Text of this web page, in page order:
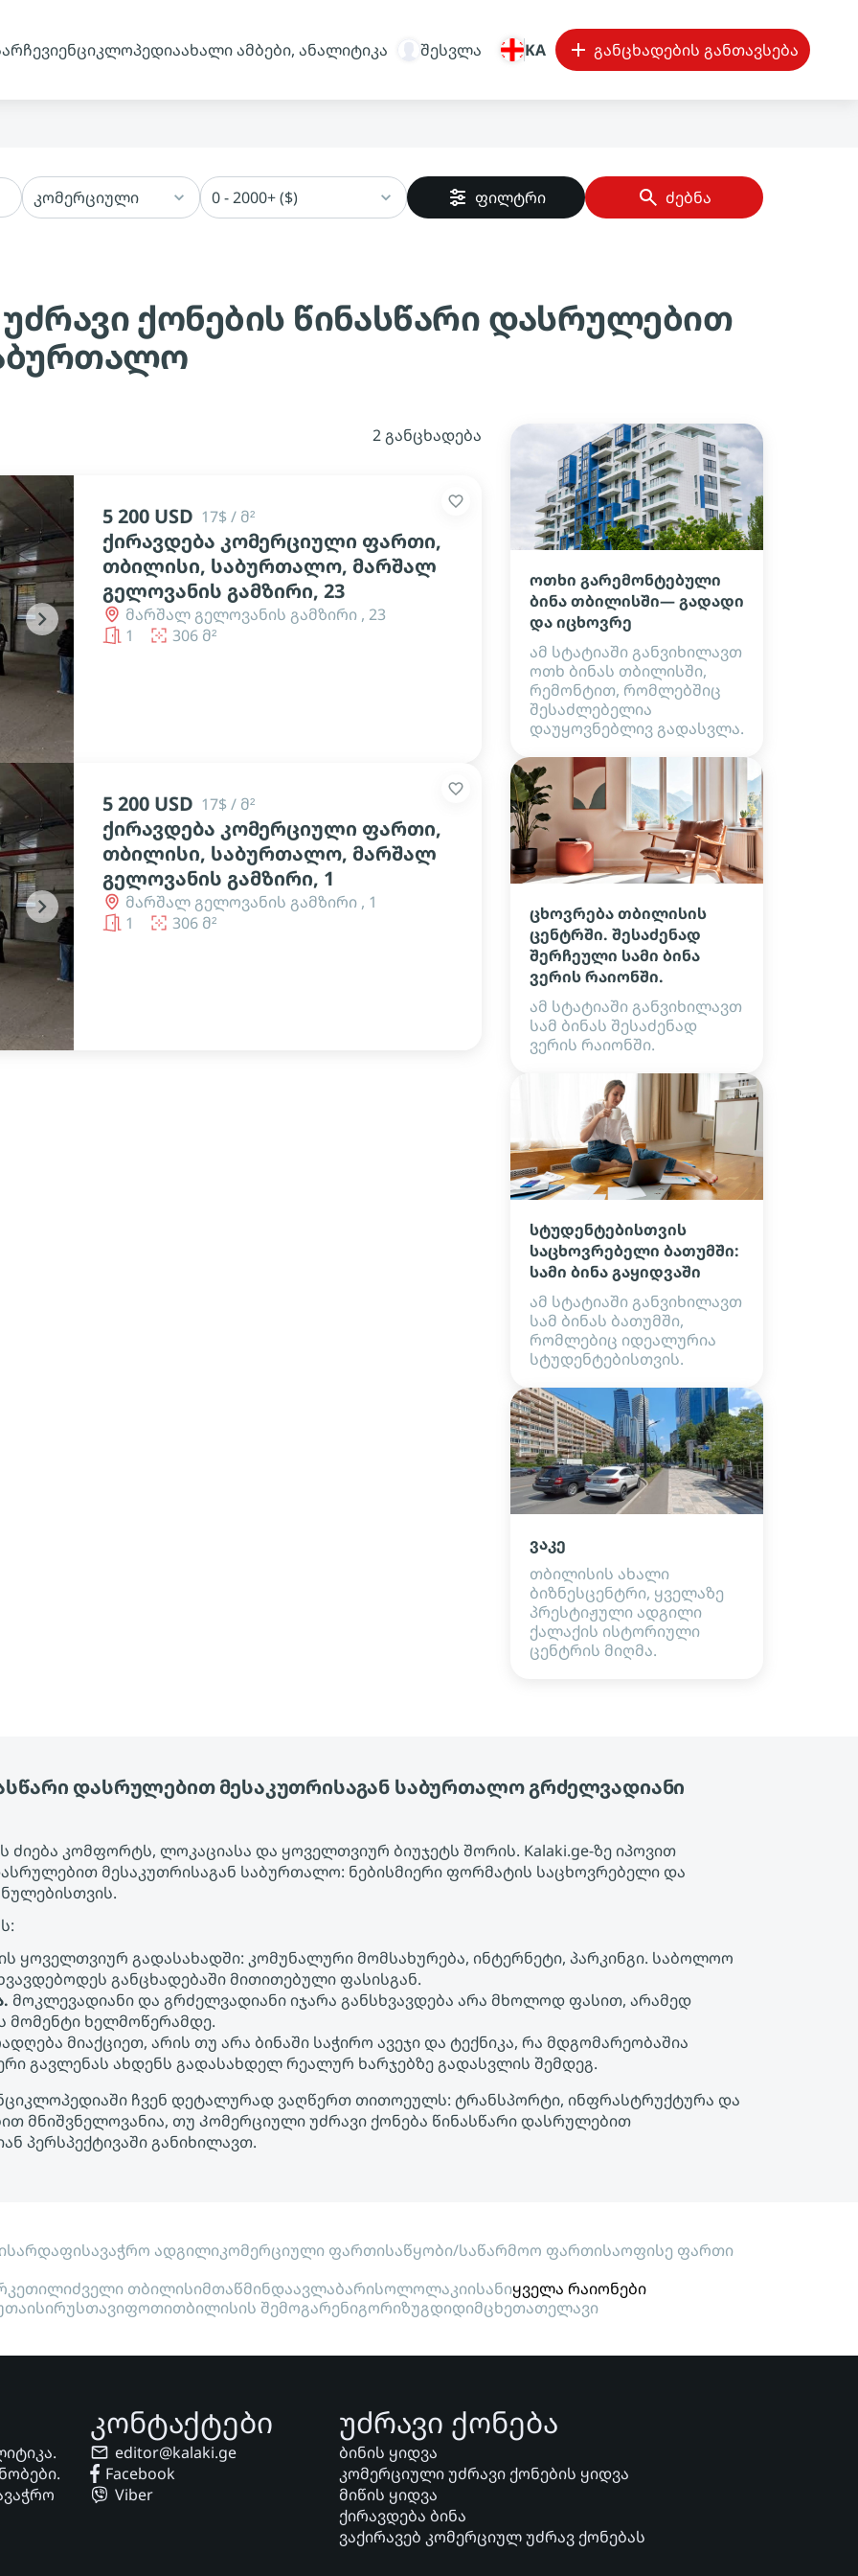
ენციკლოპედიაახალი ამბები, ანალიტიკა შესვლა KA განცხადების განთავსება
კომერციული 0 - 2000+ ($) ფილტრი ძებნა
ქონების წინასწარი დასრულებით
2 განცხადება
chevron_right
5 200 USD 17$ / მ²
ქირავდება კომერციული ფართი,
თბილისი, საბურთალო, მარშალ
გელოვანის გამზირი, 23
მარშალ გელოვანის გამზირი , 23
1
306 მ²
chevron_right
5 200 USD 17$ / მ²
ქირავდება კომერციული ფართი,
თბილისი, საბურთალო, მარშალ
გელოვანის გამზირი, 1
მარშალ გელოვანის გამზირი , 1
1
306 მ²
ოთხი გარემონტებული
ბინა თბილისში— გადადი
და იცხოვრე
ამ სტატიაში განვიხილავთ
ოთხ ბინას თბილისში,
რემონტით, რომლებშიც
შესაძლებელია
დაუყოვნებლივ გადასვლა.
ცხოვრება თბილისის
ცენტრში. შესაძენად
შერჩეული სამი ბინა
ვერის რაიონში.
ამ სტატიაში განვიხილავთ
სამ ბინას შესაძენად
ვერის რაიონში.
სტუდენტებისთვის
საცხოვრებელი ბათუმში:
სამი ბინა გაყიდვაში
ამ სტატიაში განვიხილავთ
სამ ბინას ბათუმში,
რომლებიც იდეალურია
სტუდენტებისთვის.
ვაკე
თბილისის ახალი
ბიზნესცენტრი, ყველაზე
პრესტიჟული ადგილი
ქალაქის ისტორიული
ცენტრის მიღმა.
დასრულებით მესაკუთრისაგან საბურთალო გრძელვადიანი
ძიება კომფორტს, ლოკაციასა და ყოველთვიურ ბიუჯეტს შორის. Kalaki.ge-ზე იპოვით
მესაკუთრისაგან საბურთალო: ნებისმიერი ფორმატის საცხოვრებელი და
ყოველთვიურ გადასახადში: კომუნალური მომსახურება, ინტერნეტი, პარკინგი. საბოლოო
განცხადებაში მითითებული ფასისგან.
მოკლევადიანი და გრძელვადიანი იჯარა განსხვავდება არა მხოლოდ ფასით, არამედ
მომენტი ხელმოწერამდე.
მიაქციეთ, არის თუ არა ბინაში საჭირო ავეჯი და ტექნიკა, რა მდგომარეობაშია
გავლენას ახდენს გადასახდელ რეალურ ხარჯებზე გადასვლის შემდეგ.
ენციკლოპედიაში ჩვენ დეტალურად ვაღწერთ თითოეულს: ტრანსპორტი, ინფრასტრუქტურა და
მნიშვნელოვანია, თუ Კომერციული უძრავი ქონება წინასწარი დასრულებით
პერსპექტივაში განიხილავთ.
სარდაფისავაჭრო ადგილიკომერციული ფართისაწყობი/საწარმოო ფართისაოფისე ფართი
ძველი თბილისიმთაწმინდაავლაბარისოლოლაკიისანიყველა რაიონები
რუსთავიფოთითბილისის შემოგარენიგორიზუგდიდიმცხეთათელავი
კონტაქტები
editor@kalaki.ge
Facebook
Viber
უძრავი ქონება
ბინის ყიდვა
კომერციული უძრავი ქონების ყიდვა
მიწის ყიდვა
ქირავდება ბინა
ვაქირავებ კომერციულ უძრავ ქონებას